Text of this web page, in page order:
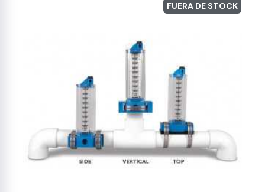
FUERA DE STOCK